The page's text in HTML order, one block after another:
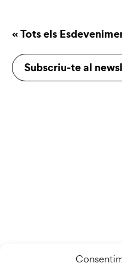
« Tots els
Subscriu-te al